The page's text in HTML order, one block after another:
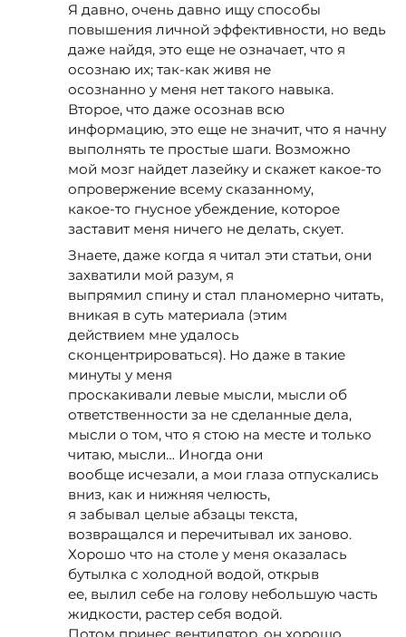
Я давно, очень давно ищу способы
повышения личной эффективности, но ведь
даже найдя, это еще не означает, что я
осознаю их; так-как живя не
осознанно у меня нет такого навыка.
Второе, что даже осознав всю
информацию, это еще не значит, что я начну
выполнять те простые шаги. Возможно
мой мозг найдет лазейку и скажет какое-то
опровержение всему сказанному,
какое-то гнусное убеждение, которое
заставит меня ничего не делать, скует.
Знаете, даже когда я читал эти статьи, они
захватили мой разум, я
выпрямил спину и стал планомерно читать,
вникая в суть материала (этим
действием мне удалось
сконцентрироваться). Но даже в такие
минуты у меня
проскакивали левые мысли, мысли об
ответственности за не сделанные дела,
мысли о том, что я стою на месте и только
читаю, мысли… Иногда они
вообще исчезали, а мои глаза отпускались
вниз, как и нижняя челюсть,
я забывал целые абзацы текста,
возвращался и перечитывал их заново.
Хорошо что на столе у меня оказалась
бутылка с холодной водой, открыв
ее, вылил себе на голову небольшую часть
жидкости, растер себя водой.